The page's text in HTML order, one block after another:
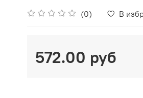
(0) В
572.00 руб